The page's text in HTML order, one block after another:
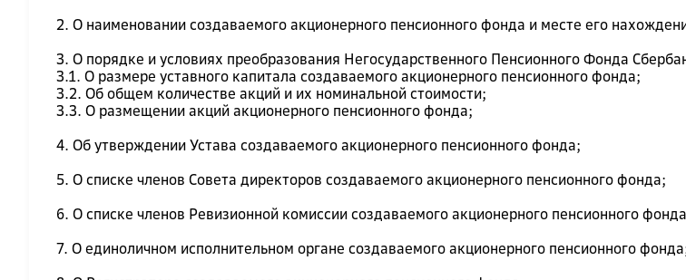
2. О наименовании создаваемого акционерного пенсионного фонда и месте его
3. О порядке и условиях преобразования Негосударственного Пенсионного Фонда
3.1. О размере уставного капитала создаваемого акционерного пенсионного фонда;
3.2. Об общем количестве акций и их номинальной стоимости;
3.3. О размещении акций акционерного пенсионного фонда;
4. Об утверждении Устава создаваемого акционерного пенсионного фонда;
5. О списке членов Совета директоров создаваемого акционерного пенсионного фонда;
6. О списке членов Ревизионной комиссии создаваемого акционерного пенсионного
7. О единоличном исполнительном органе создаваемого акционерного пенсионного